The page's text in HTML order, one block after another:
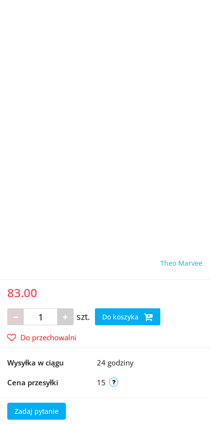
Theo Marvee
83.00
szt. Do koszyka
Do przechowalni
Wysyłka w ciągu 24 godziny
Cena przesyłki 15
Zadaj pytanie